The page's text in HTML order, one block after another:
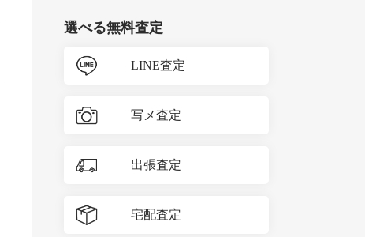
選べる無料査定
LINE査定
写メ査定
出張査定
宅配査定